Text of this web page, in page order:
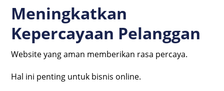
Meningkatkan
Kepercayaan Pelanggan
Website yang aman memberikan rasa percaya.
Hal ini penting untuk bisnis online.